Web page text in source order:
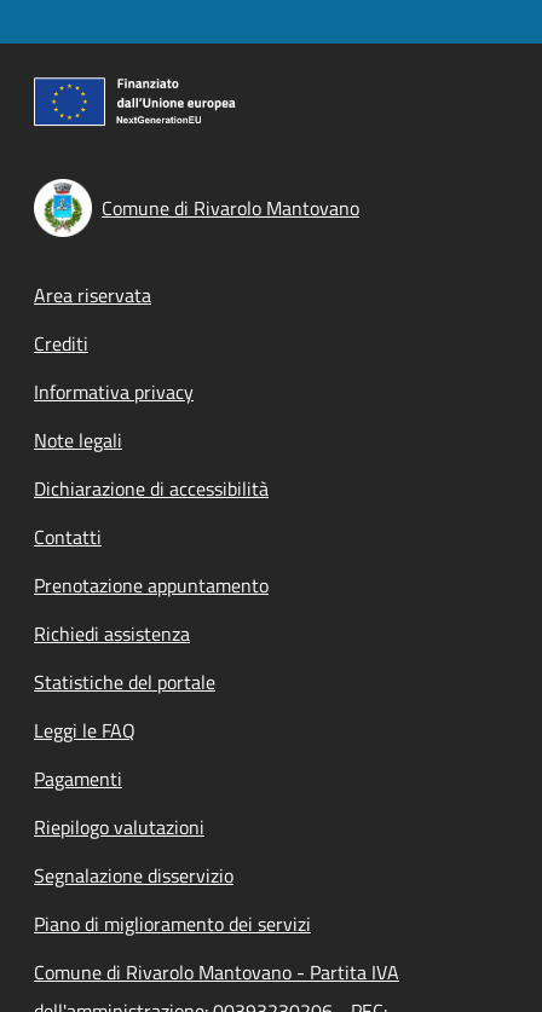
Comune di Rivarolo Mantovano
Footer menu
Area riservata
Crediti
Informativa privacy
Note legali
Dichiarazione di accessibilità
Contatti
Prenotazione appuntamento
Richiedi assistenza
Statistiche del portale
Leggi le FAQ
Pagamenti
Riepilogo valutazioni
Segnalazione disservizio
Piano di miglioramento dei servizi
Comune di Rivarolo Mantovano - Partita IVA